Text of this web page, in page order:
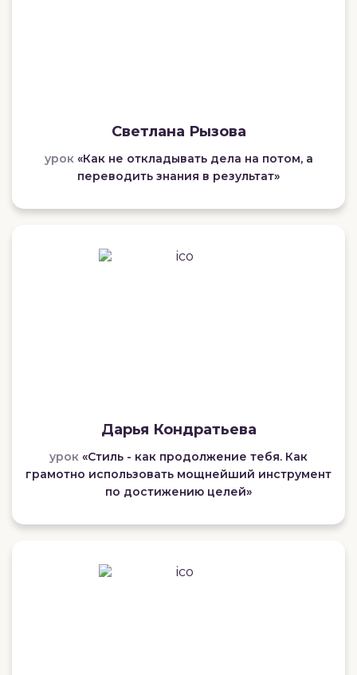
Светлана Рызова
урок «Как не откладывать дела на потом, а
переводить знания в результат»
Дарья Кондратьева
урок «Стиль - как продолжение тебя. Как
грамотно использовать мощнейший инструмент
по достижению целей»